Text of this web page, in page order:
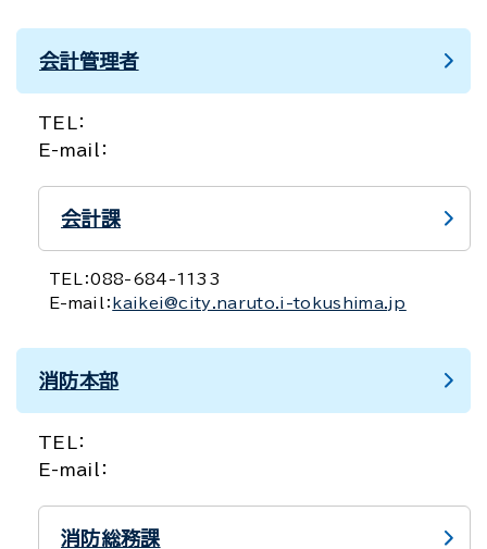
会計管理者
TEL：
E-mail：
会計課
TEL：088-684-1133
E-mail： kaikei@city.naruto.i-tokushima.jp
消防本部
TEL：
E-mail：
消防総務課